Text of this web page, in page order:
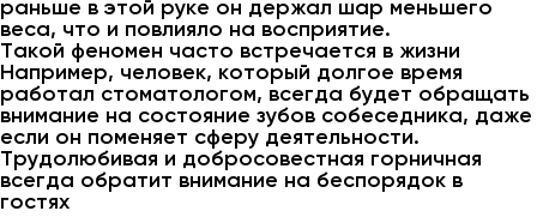
раньше в этой руке он держал шар меньшего
веса, что и повлияло на восприятие.
Такой феномен часто встречается в жизни
Например, человек, который долгое время
работал стоматологом, всегда будет обращать
внимание на состояние зубов собеседника, даже
если он поменяет сферу деятельности.
Трудолюбивая и добросовестная горничная
всегда обратит внимание на беспорядок в
гостях